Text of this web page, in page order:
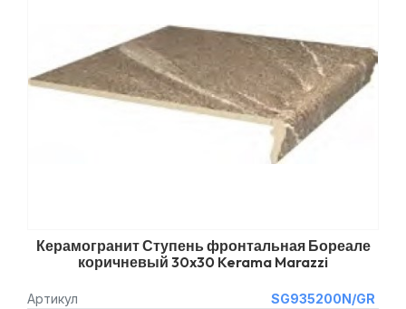
Керамогранит Ступень фронтальная Бореале
коричневый 30x30 Kerama Marazzi
Артикул
SG935200N/GR